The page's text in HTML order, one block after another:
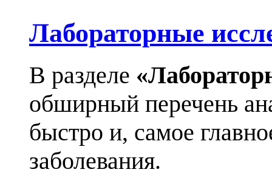
Лабораторные
В разделе
обширный перечень
быстро и, самое
заболевания.